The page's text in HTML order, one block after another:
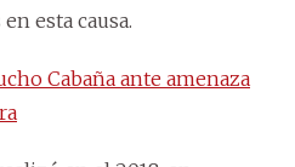
esta causa.
Cabaña ante amenaza